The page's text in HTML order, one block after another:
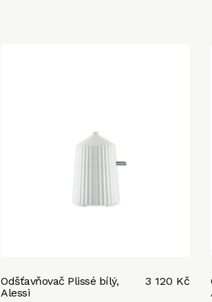
Odšťavňovač Plissé bílý,
Alessi
3 120 Kč